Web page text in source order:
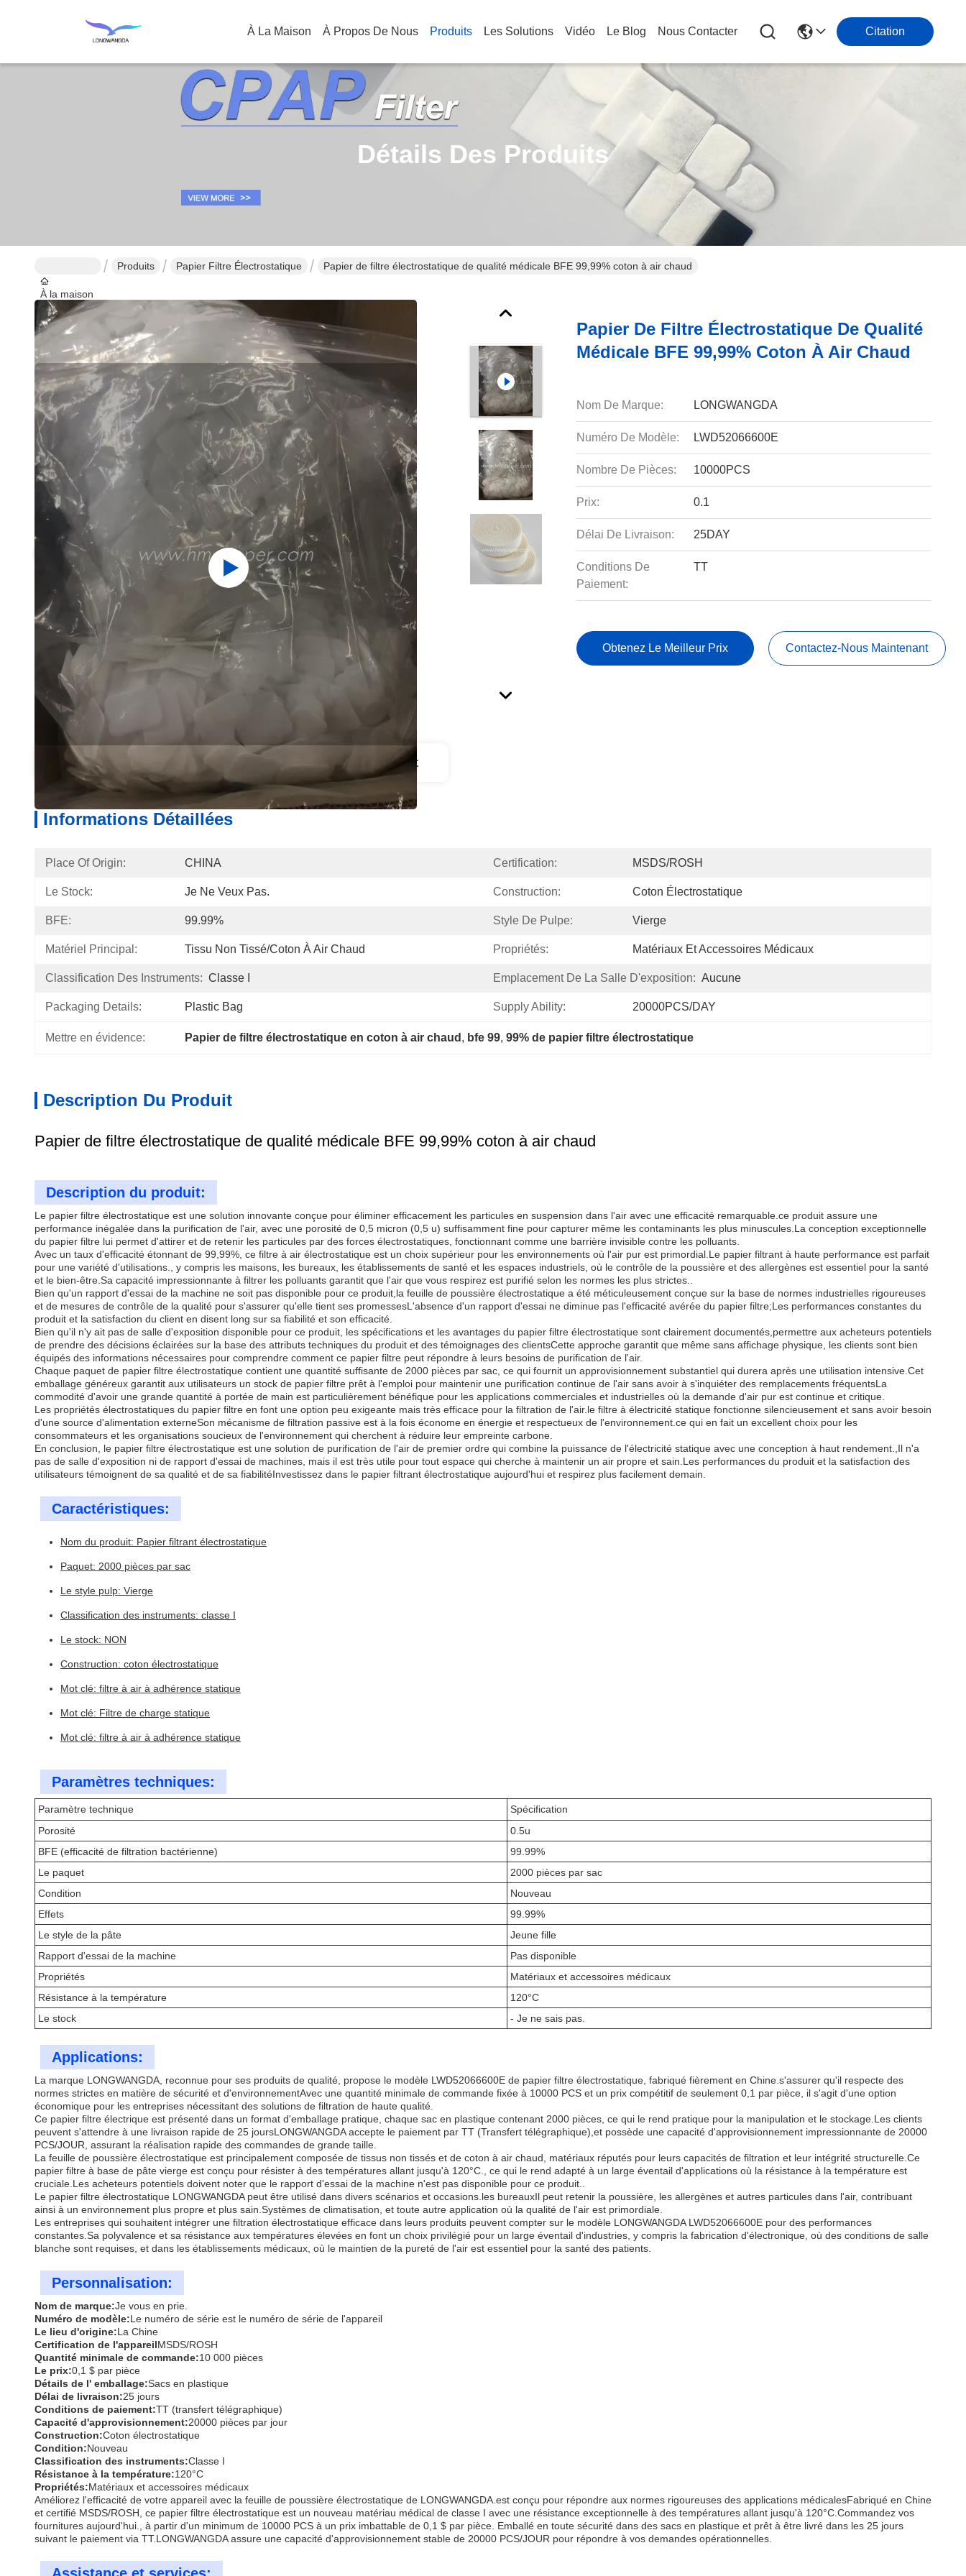
À La Maison À Propos De Nous Produits Les Solutions Vidéo Le Blog Nous Contacter Citation
Détails Des Produits
À la maison
Produits Papier Filtre Électrostatique Papier de filtre électrostatique de qualité médicale BFE 99,99% coton à air chaud
Papier De Filtre Électrostatique De Qualité
Médicale BFE 99,99% Coton À Air Chaud
Nom De Marque: LONGWANGDA
Numéro De Modèle: LWD52066600E
Nombre De Pièces: 10000PCS
Prix: 0.1
Délai De Livraison: 25DAY
Conditions De
Paiement:
TT
Obtenez Le Meilleur Prix Contactez-Nous Maintenant
Informations Détaillées Description Du Produit
Informations Détaillées
Place Of Origin: CHINA Certification: MSDS/ROSH
Le Stock: Je Ne Veux Pas. Construction: Coton Électrostatique
BFE: 99.99% Style De Pulpe: Vierge
Matériel Principal: Tissu Non Tissé/coton À Air Chaud Propriétés: Matériaux Et Accessoires Médicaux
Classification Des Instruments: Classe I Emplacement De La Salle D'exposition: Aucune
Packaging Details: Plastic Bag Supply Ability: 20000PCS/DAY
Mettre en évidence: Papier de filtre électrostatique en coton à air chaud , bfe 99, 99% de papier filtre électrostatique
Description Du Produit
Papier de filtre électrostatique de qualité médicale BFE 99,99% coton à air chaud
Description du produit:
Le papier filtre électrostatique est une solution innovante conçue pour éliminer efficacement les particules en suspension dans l'air avec une efficacité remarquable.ce produit assure une
performance inégalée dans la purification de l'air, avec une porosité de 0,5 micron (0,5 u) suffisamment fine pour capturer même les contaminants les plus minuscules.La conception exceptionnelle
du papier filtre lui permet d'attirer et de retenir les particules par des forces électrostatiques, fonctionnant comme une barrière invisible contre les polluants.
Avec un taux d'efficacité étonnant de 99,99%, ce filtre à air électrostatique est un choix supérieur pour les environnements où l'air pur est primordial.Le papier filtrant à haute performance est parfait
pour une variété d'utilisations., y compris les maisons, les bureaux, les établissements de santé et les espaces industriels, où le contrôle de la poussière et des allergènes est essentiel pour la santé
et le bien-être.Sa capacité impressionnante à filtrer les polluants garantit que l'air que vous respirez est purifié selon les normes les plus strictes..
Bien qu'un rapport d'essai de la machine ne soit pas disponible pour ce produit,la feuille de poussière électrostatique a été méticuleusement conçue sur la base de normes industrielles rigoureuses
et de mesures de contrôle de la qualité pour s'assurer qu'elle tient ses promessesL'absence d'un rapport d'essai ne diminue pas l'efficacité avérée du papier filtre;Les performances constantes du
produit et la satisfaction du client en disent long sur sa fiabilité et son efficacité.
Bien qu'il n'y ait pas de salle d'exposition disponible pour ce produit, les spécifications et les avantages du papier filtre électrostatique sont clairement documentés,permettre aux acheteurs potentiels
de prendre des décisions éclairées sur la base des attributs techniques du produit et des témoignages des clientsCette approche garantit que même sans affichage physique, les clients sont bien
équipés des informations nécessaires pour comprendre comment ce papier filtre peut répondre à leurs besoins de purification de l'air.
Chaque paquet de papier filtre électrostatique contient une quantité suffisante de 2000 pièces par sac, ce qui fournit un approvisionnement substantiel qui durera après une utilisation intensive.Cet
emballage généreux garantit aux utilisateurs un stock de papier filtre prêt à l'emploi pour maintenir une purification continue de l'air sans avoir à s'inquiéter des remplacements fréquentsLa
commodité d'avoir une grande quantité à portée de main est particulièrement bénéfique pour les applications commerciales et industrielles où la demande d'air pur est continue et critique.
Les propriétés électrostatiques du papier filtre en font une option peu exigeante mais très efficace pour la filtration de l'air.le filtre à électricité statique fonctionne silencieusement et sans avoir besoin
d'une source d'alimentation externeSon mécanisme de filtration passive est à la fois économe en énergie et respectueux de l'environnement.ce qui en fait un excellent choix pour les
consommateurs et les organisations soucieux de l'environnement qui cherchent à réduire leur empreinte carbone.
En conclusion, le papier filtre électrostatique est une solution de purification de l'air de premier ordre qui combine la puissance de l'électricité statique avec une conception à haut rendement.,Il n'a
pas de salle d'exposition ni de rapport d'essai de machines, mais il est très utile pour tout espace qui cherche à maintenir un air propre et sain.Les performances du produit et la satisfaction des
utilisateurs témoignent de sa qualité et de sa fiabilitéInvestissez dans le papier filtrant électrostatique aujourd'hui et respirez plus facilement demain.
Caractéristiques:
Nom du produit: Papier filtrant électrostatique
Paquet: 2000 pièces par sac
Le style pulp: Vierge
Classification des instruments: classe I
Le stock: NON
Construction: coton électrostatique
Mot clé: filtre à air à adhérence statique
Mot clé: Filtre de charge statique
Mot clé: filtre à air à adhérence statique
Paramètres techniques:
Paramètre technique
Spécification
Porosité
0.5u
BFE (efficacité de filtration bactérienne)
99.99%
Le paquet
2000 pièces par sac
Condition
Nouveau
Effets
99.99%
Le style de la pâte
Jeune fille
Rapport d'essai de la machine
Pas disponible
Propriétés
Matériaux et accessoires médicaux
Résistance à la température
120°C
Le stock
- Je ne sais pas.
Applications:
La marque LONGWANGDA, reconnue pour ses produits de qualité, propose le modèle LWD52066600E de papier filtre électrostatique, fabriqué fièrement en Chine.s'assurer qu'il respecte des
normes strictes en matière de sécurité et d'environnementAvec une quantité minimale de commande fixée à 10000 PCS et un prix compétitif de seulement 0,1 par pièce, il s'agit d'une option
économique pour les entreprises nécessitant des solutions de filtration de haute qualité.
Ce papier filtre électrique est présenté dans un format d'emballage pratique, chaque sac en plastique contenant 2000 pièces, ce qui le rend pratique pour la manipulation et le stockage.Les clients
peuvent s'attendre à une livraison rapide de 25 joursLONGWANGDA accepte le paiement par TT (Transfert télégraphique),et possède une capacité d'approvisionnement impressionnante de 20000
PCS/JOUR, assurant la réalisation rapide des commandes de grande taille.
La feuille de poussière électrostatique est principalement composée de tissus non tissés et de coton à air chaud, matériaux réputés pour leurs capacités de filtration et leur intégrité structurelle.Ce
papier filtre à base de pâte vierge est conçu pour résister à des températures allant jusqu'à 120°C., ce qui le rend adapté à un large éventail d'applications où la résistance à la température est
cruciale.Les acheteurs potentiels doivent noter que le rapport d'essai de la machine n'est pas disponible pour ce produit..
Le papier filtre électrostatique LONGWANGDA peut être utilisé dans divers scénarios et occasions.les bureauxIl peut retenir la poussière, les allergènes et autres particules dans l'air, contribuant
ainsi à un environnement plus propre et plus sain.Systèmes de climatisation, et toute autre application où la qualité de l'air est primordiale.
Les entreprises qui souhaitent intégrer une filtration électrostatique efficace dans leurs produits peuvent compter sur le modèle LONGWANGDA LWD52066600E pour des performances
constantes.Sa polyvalence et sa résistance aux températures élevées en font un choix privilégié pour un large éventail d'industries, y compris la fabrication d'électronique, où des conditions de salle
blanche sont requises, et dans les établissements médicaux, où le maintien de la pureté de l'air est essentiel pour la santé des patients.
Personnalisation:
Nom de marque:Je vous en prie.
Numéro de modèle:Le numéro de série est le numéro de série de l'appareil
Le lieu d'origine:La Chine
Certification de l'appareilMSDS/ROSH
Quantité minimale de commande:10 000 pièces
Le prix:0,1 $ par pièce
Détails de l' emballage:Sacs en plastique
Délai de livraison:25 jours
Conditions de paiement:TT (transfert télégraphique)
Capacité d'approvisionnement:20000 pièces par jour
Construction:Coton électrostatique
Condition:Nouveau
Classification des instruments:Classe I
Résistance à la température:120°C
Propriétés:Matériaux et accessoires médicaux
Améliorez l'efficacité de votre appareil avec la feuille de poussière électrostatique de LONGWANGDA.est conçu pour répondre aux normes rigoureuses des applications médicalesFabriqué en Chine
et certifié MSDS/ROSH, ce papier filtre électrostatique est un nouveau matériau médical de classe I avec une résistance exceptionnelle à des températures allant jusqu'à 120°C.Commandez vos
fournitures aujourd'hui., à partir d'un minimum de 10000 PCS à un prix imbattable de 0,1 $ par pièce. Emballé en toute sécurité dans des sacs en plastique et prêt à être livré dans les 25 jours
suivant le paiement via TT.LONGWANGDA assure une capacité d'approvisionnement stable de 20000 PCS/JOUR pour répondre à vos demandes opérationnelles.